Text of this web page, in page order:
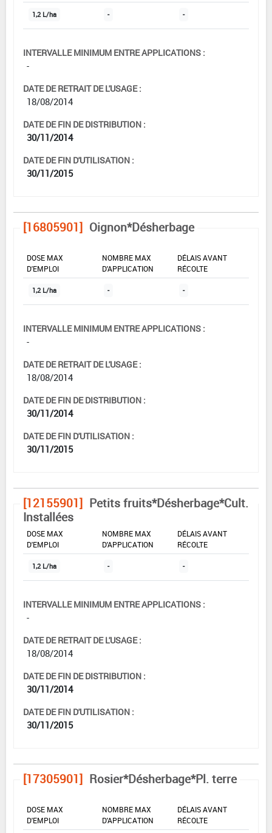
1,2 L/ha - -
INTERVALLE MINIMUM ENTRE APPLICATIONS :
-
DATE DE RETRAIT DE L'USAGE :
18/08/2014
DATE DE FIN DE DISTRIBUTION :
30/11/2014
DATE DE FIN D'UTILISATION :
30/11/2015
[16805901] Oignon*Désherbage
DOSE MAX
D'EMPLOI
NOMBRE MAX
D'APPLICATION
DÉLAIS AVANT
RÉCOLTE
1,2 L/ha - -
INTERVALLE MINIMUM ENTRE APPLICATIONS :
-
DATE DE RETRAIT DE L'USAGE :
18/08/2014
DATE DE FIN DE DISTRIBUTION :
30/11/2014
DATE DE FIN D'UTILISATION :
30/11/2015
[12155901] Petits fruits*Désherbage*Cult.
Installées
DOSE MAX
D'EMPLOI
NOMBRE MAX
D'APPLICATION
DÉLAIS AVANT
RÉCOLTE
1,2 L/ha - -
INTERVALLE MINIMUM ENTRE APPLICATIONS :
-
DATE DE RETRAIT DE L'USAGE :
18/08/2014
DATE DE FIN DE DISTRIBUTION :
30/11/2014
DATE DE FIN D'UTILISATION :
30/11/2015
[17305901] Rosier*Désherbage*Pl. terre
DOSE MAX
D'EMPLOI
NOMBRE MAX
D'APPLICATION
DÉLAIS AVANT
RÉCOLTE